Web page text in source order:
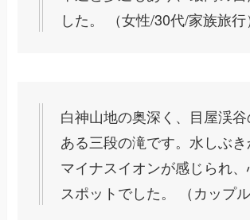
した。 （女性/30代/家族旅行
白神山地の奥深く、目屋渓
ある三段の滝です。水しぶき
マイナスイオンが感じられ
スポットでした。 （カップル